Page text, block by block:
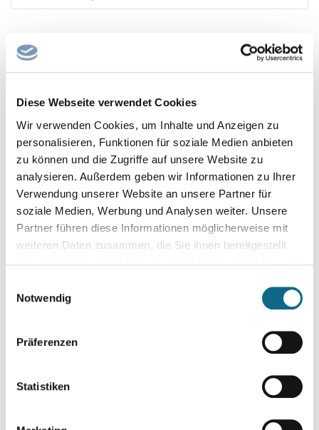
Diese Webseite verwendet Cookies
Wir verwenden Cookies, um Inhalte und Anzeigen zu
personalisieren, Funktionen für soziale Medien anbieten
zu können und die Zugriffe auf unsere Website zu
analysieren. Außerdem geben wir Informationen zu Ihrer
Verwendung unserer Website an unsere Partner für
soziale Medien, Werbung und Analysen weiter. Unsere
Partner führen diese Informationen möglicherweise mit
weiteren Daten zusammen, die Sie ihnen bereitgestellt
Notwendig
Präferenzen
Statistiken
E-Mailadresse*
Telefonnummer*
Alter
Gehaltswunsch